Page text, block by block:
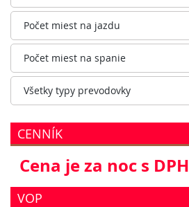
Počet miest na jazdu
Počet miest na spanie
Všetky typy prevodovky
CENNÍK
Cena je za noc s DPH
VOP